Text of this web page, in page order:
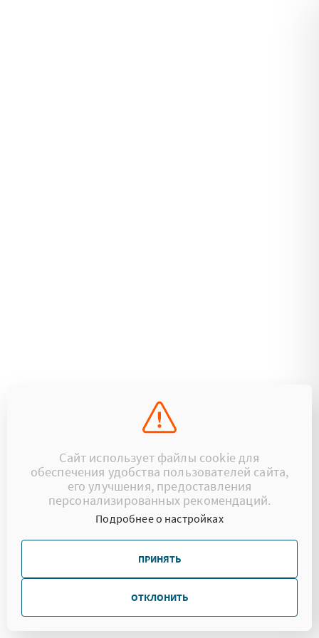
Сайт использует файлы cookie для
обеспечения удобства пользователей сайта,
его улучшения, предоставления
персонализированных рекомендаций.
Подробнее о настройках
ПРИНЯТЬ
ОТКЛОНИТЬ